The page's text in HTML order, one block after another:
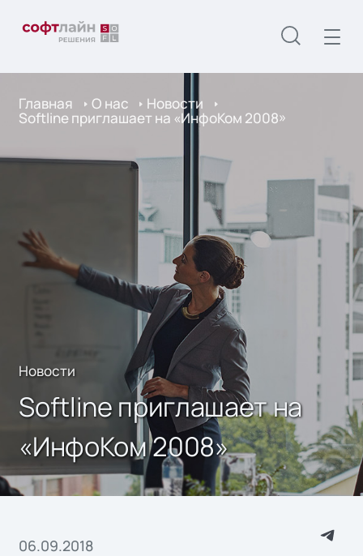
Главная О нас Новости
Softline приглашает на «ИнфоКом 2008»
Новости
Softline приглашает на
«ИнфоКом 2008»
06.09.2018